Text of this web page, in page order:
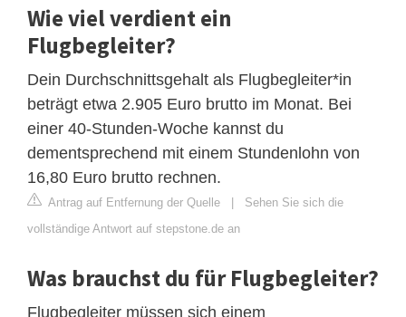
Wie viel verdient ein
Flugbegleiter?
Dein Durchschnittsgehalt als Flugbegleiter*in
beträgt etwa 2.905 Euro brutto im Monat. Bei
einer 40-Stunden-Woche kannst du
dementsprechend mit einem Stundenlohn von
16,80 Euro brutto rechnen.
Antrag auf Entfernung der Quelle | Sehen Sie sich die
vollständige Antwort auf stepstone.de an
Was brauchst du für Flugbegleiter?
Flugbegleiter müssen sich einem